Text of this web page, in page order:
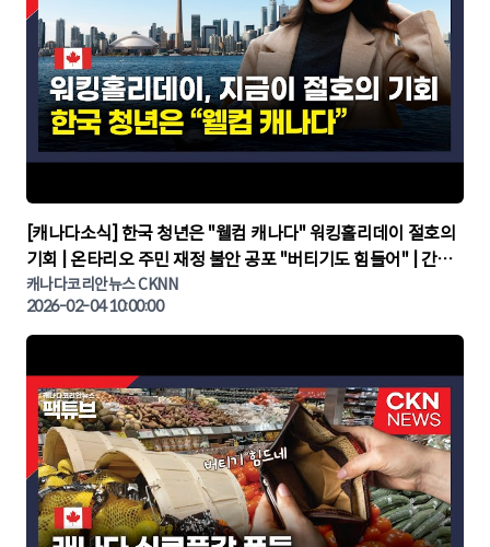
▶
[캐나다소식] 한국 청년은 "웰컴 캐나다" 워킹홀리데이 절호의
기회 | 온타리오 주민 재정 불안 공포 "버티기도 힘들어" | 간추
린 캐나다뉴스 | CKNNEWS, 캐나다코리안뉴스
캐나다코리안뉴스 CKNN
2026-02-04 10:00:00